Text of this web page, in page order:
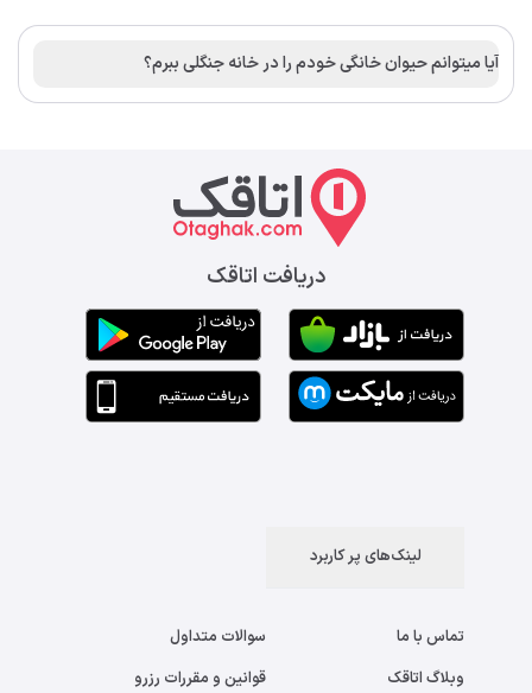
آیا میتوانم حیوان خانگی خودم را در خانه جنگلی ببرم؟
دریافت اتاقک
لینک‌های پر کاربرد
تماس با ما
وبلاگ اتاقک
سوالات متداول
قوانین و مقررات رزرو